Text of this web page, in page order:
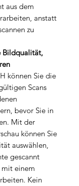
aus dem
anstatt
zu
Bildqualität,
können Sie die
Scans
bevor Sie in
Mit der
können Sie
auswählen,
gescannt
einem
Kein